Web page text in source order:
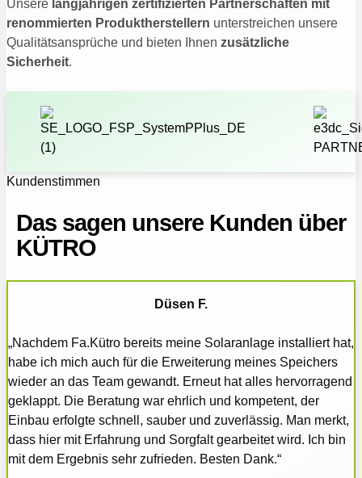
Unsere langjährigen zertifizierten Partnerschaften mit
renommierten Produktherstellern unterstreichen unsere
Qualitätsansprüche und bieten Ihnen zusätzliche
Sicherheit.
Kundenstimmen
Das sagen unsere Kunden über
KÜTRO
Düsen F.
„Nachdem Fa.Kütro bereits meine Solaranlage installiert hat,
habe ich mich auch für die Erweiterung meines Speichers
wieder an das Team gewandt. Erneut hat alles hervorragend
geklappt. Die Beratung war ehrlich und kompetent, der
Einbau erfolgte schnell, sauber und zuverlässig. Man merkt,
dass hier mit Erfahrung und Sorgfalt gearbeitet wird. Ich bin
mit dem Ergebnis sehr zufrieden. Besten Dank.“